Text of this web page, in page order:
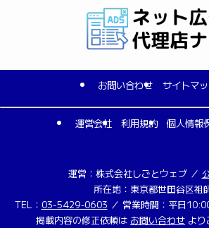
お問い合わせ サイトマ
運営会社 利用規約 個人情報
運営：株式会社しごとウェブ ／
所在地：東京都世田谷区祖
TEL： 03-5429-0603 ／ 営業時間：平日
掲載内容の修正依頼は お問い合わせ より